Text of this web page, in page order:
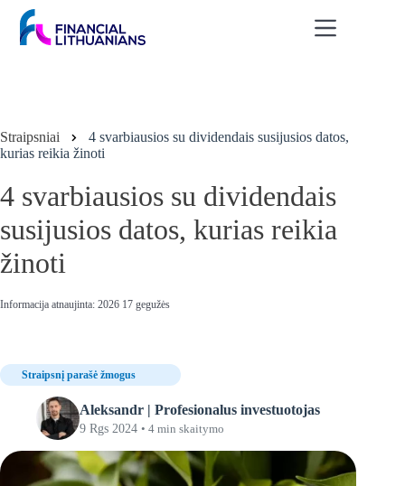
content
Straipsniai
4 svarbiausios su dividendais susijusios datos,
kurias reikia žinoti
4 svarbiausios su dividendais
susijusios datos, kurias reikia
žinoti
Informacija atnaujinta: 2026 17 gegužės
Straipsnį parašė žmogus
Aleksandr | Profesionalus investuotojas
9 Rgs 2024• 4 min skaitymo